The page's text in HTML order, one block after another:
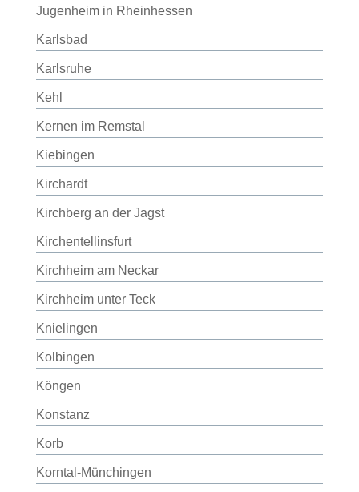
Jugenheim in Rheinhessen
Karlsbad
Karlsruhe
Kehl
Kernen im Remstal
Kiebingen
Kirchardt
Kirchberg an der Jagst
Kirchentellinsfurt
Kirchheim am Neckar
Kirchheim unter Teck
Knielingen
Kolbingen
Köngen
Konstanz
Korb
Korntal-Münchingen